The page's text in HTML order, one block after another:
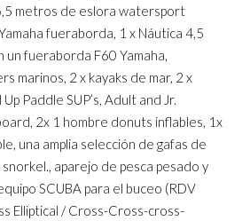
metros de eslora watersport
fueraborda, 1 x Náutica 4,5
fueraborda F60 Yamaha,
marinos, 2 x kayaks de mar, 2 x
Paddle SUP’s, Adult and Jr.
2x 1 hombre donuts inflables, 1x
una amplia selección de gafas de
aparejo de pesca pesado y
SCUBA para el buceo (RDV
Elliptical / Cross-Cross-cross-